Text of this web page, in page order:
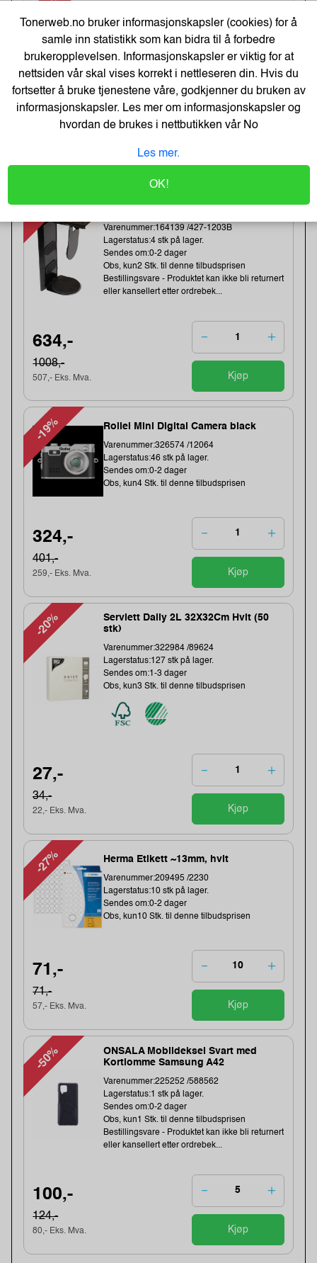
-20%
Varenummer:159457 /11830725
Lagerstatus:49 stk på lager.
Sendes om:1-3 dager
Obs, kun2 Stk. til denne tilbudsprisen
81,-
-37%
Varenummer:164139 /427-1203B
Lagerstatus:4 stk på lager.
Sendes om:0-2 dager
Obs, kun2 Stk. til denne tilbudsprisen
Bestillingsvare - Produktet kan ikke bli returnert
eller kansellert etter ordrebek...
634,-
1008,-
507,- Eks. Mva. Kjøp
-19% Rollei Mini Digital Camera black
Varenummer:326574 /12064
Lagerstatus:46 stk på lager.
Sendes om:0-2 dager
Obs, kun4 Stk. til denne tilbudsprisen
324,-
401,-
259,- Eks. Mva. Kjøp
-20%
Serviett Daily 2L 32X32Cm Hvit (50
stk)
Varenummer:322984 /89624
Lagerstatus:127 stk på lager.
Sendes om:1-3 dager
Obs, kun3 Stk. til denne tilbudsprisen
27,-
34,-
22,- Eks. Mva. Kjøp
-27% Herma Etikett ~13mm, hvit
Varenummer:209495 /2230
Lagerstatus:10 stk på lager.
Sendes om:0-2 dager
Obs, kun10 Stk. til denne tilbudsprisen
71,-
71,-
57,- Eks. Mva. Kjøp
-50%
ONSALA Mobildeksel Svart med
Kortlomme Samsung A42
Varenummer:225252 /588562
Lagerstatus:1 stk på lager.
Sendes om:0-2 dager
Obs, kun1 Stk. til denne tilbudsprisen
Bestillingsvare - Produktet kan ikke bli returnert
eller kansellert etter ordrebek...
100,-
124,-
80,- Eks. Mva. Kjøp
Tonerweb.no bruker informasjonskapsler (cookies) for å
samle inn statistikk som kan bidra til å forbedre
brukeropplevelsen. Informasjonskapsler er viktig for at
nettsiden vår skal vises korrekt i nettleseren din. Hvis du
fortsetter å bruke tjenestene våre, godkjenner du bruken av
informasjonskapsler. Les mer om informasjonskapsler og
hvordan de brukes i nettbutikken vårNo
Les mer.
OK!